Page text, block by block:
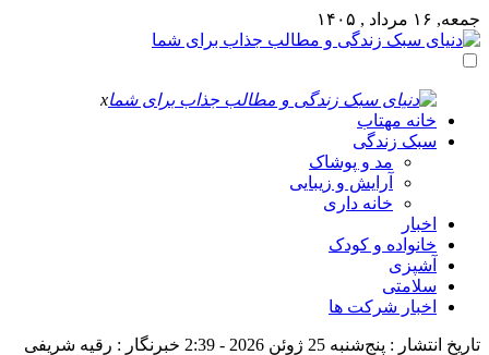
جمعه, ۱۶ مرداد , ۱۴۰۵
x
خانه مهتاب
سبک زندگی
مد و پوشاک
آرایش و زیبایی
خانه داری
اخبار
خانواده و کودک
آشپزی
سلامتی
اخبار شرکت ها
تاریخ انتشار : پنج‌شنبه 25 ژوئن 2026 - 2:39
خبرنگار : رقیه شریفی